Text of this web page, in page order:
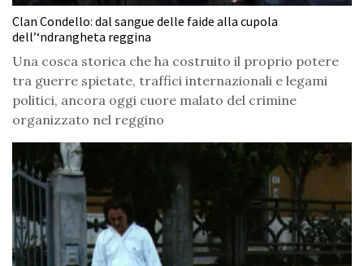
Clan Condello: dal sangue delle faide alla cupola
dell’‘ndrangheta reggina
Una cosca storica che ha costruito il proprio potere
tra guerre spietate, traffici internazionali e legami
politici, ancora oggi cuore malato del crimine
organizzato nel reggino